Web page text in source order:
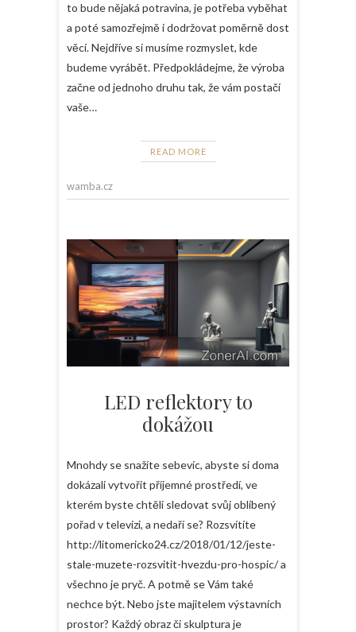
to bude nějaká potravina, je potřeba vyběhat
a poté samozřejmě i dodržovat poměrně dost
věcí. Nejdříve si musíme rozmyslet, kde
budeme vyrábět. Předpokládejme, že výroba
začne od jednoho druhu tak, že vám postačí
vaše…
READ MORE
wamba.cz
LED reflektory to
dokážou
Mnohdy se snažíte sebevíc, abyste si doma
dokázali vytvořit příjemné prostředí, ve
kterém byste chtěli sledovat svůj oblíbený
pořad v televizi, a nedaří se? Rozsvítíte
http://litomericko24.cz/2018/01/12/jeste-
stale-muzete-rozsvitit-hvezdu-pro-hospic/ a
všechno je pryč. A potmě se Vám také
nechce být. Nebo jste majitelem výstavních
prostor? Každý obraz či skulptura je